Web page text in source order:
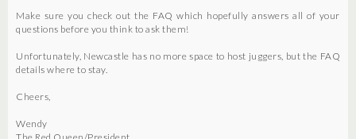
Make sure you check out the FAQ which hopefully answers all of your
questions before you think to ask them!
Unfortunately, Newcastle has no more space to host juggers, but the FAQ
details where to stay.
Cheers,
Wendy